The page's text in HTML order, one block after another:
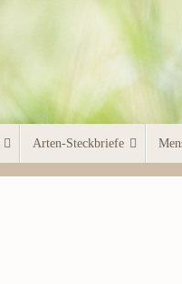
Arten-Steckbriefe